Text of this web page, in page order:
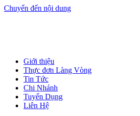
Chuyển đến nội dung
Giới thiệu
Thực đơn Làng Vòng
Tin Tức
Chi Nhánh
Tuyển Dụng
Liên Hệ